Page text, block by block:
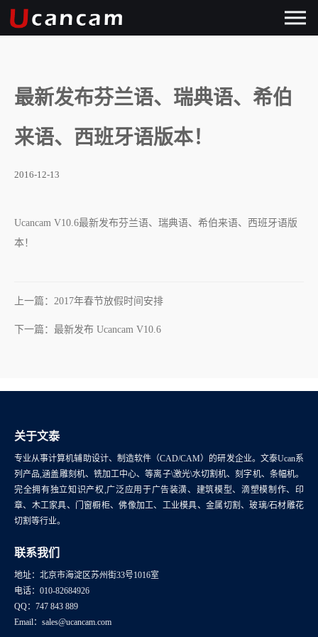
最新发布芬兰语、瑞典语、希伯
来语、西班牙语版本！
2016-12-13
Ucancam V10.6最新发布芬兰语、瑞典语、希伯来语、西班牙语版
本！
上一篇：2017年春节放假时间安排
下一篇：最新发布 Ucancam V10.6
关于文泰
专业从事计算机辅助设计、制造软件（CAD/CAM）的研发企业。文泰Ucan系
列产品,涵盖雕刻机、铣加工中心、等离子\激光\水切割机、刻字机、条幅机。
完全拥有独立知识产权,广泛应用于广告装潢、建筑模型、滴塑模制作、印
章、木工家具、门窗橱柜、佛像加工、工业模具、金属切割、玻璃/石材雕花
切割等行业。
联系我们
地址：北京市海淀区苏州街33号1016室
电话：010-82684926
QQ：747 843 889
Email：sales@ucancam.com